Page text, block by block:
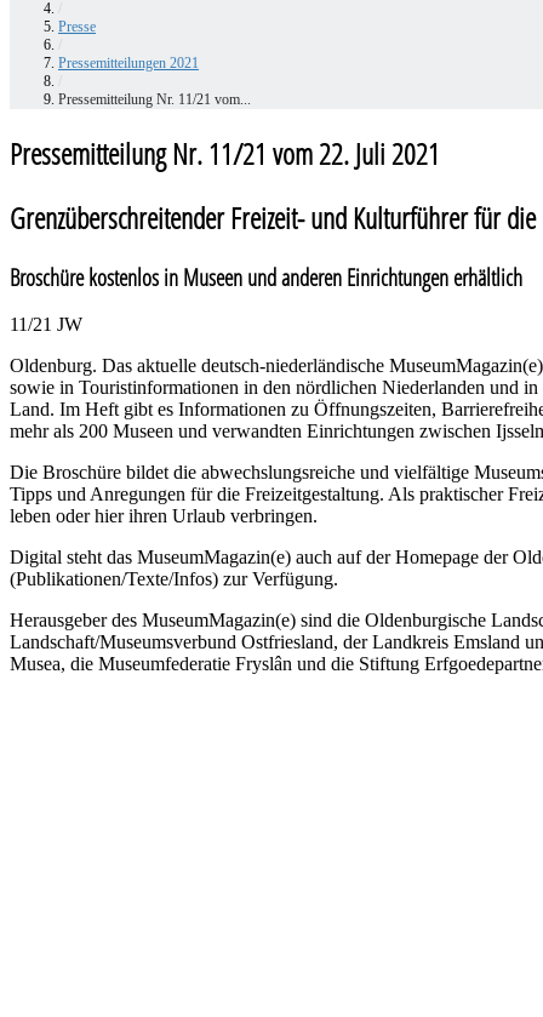
Presse
Pressemitteilungen 2021
Pressemitteilung Nr. 11/21 vom...
Pressemitteilung Nr. 11/21 vom 22. Juli 2021
Grenzüberschreitender Freizeit- und Kulturführer für die
Broschüre kostenlos in Museen und anderen Einrichtungen erhältlich
11/21 JW
Oldenburg. Das aktuelle deutsch-niederländische
sowie in Touristinformationen in den nördlichen Niederlanden und
Land. Im Heft gibt es Informationen zu Öffnungszeiten,
mehr als 200 Museen und verwandten Einrichtungen zwischen
Die Broschüre bildet die abwechslungsreiche und vielfältige
Tipps und Anregungen für die Freizeitgestaltung. Als praktischer
leben oder hier ihren Urlaub verbringen.
Digital steht das MuseumMagazin(e) auch auf der Homepage der
(Publikationen/Texte/Infos) zur Verfügung.
Herausgeber des MuseumMagazin(e) sind die Oldenburgische
Landschaft/Museumsverbund Ostfriesland, der Landkreis Emsland
Musea, die Museumfederatie Fryslân und die Stiftung